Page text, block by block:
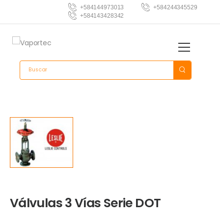
+584144973013
+584244345529
+584143428342
Válvulas 3 Vías Serie DOT